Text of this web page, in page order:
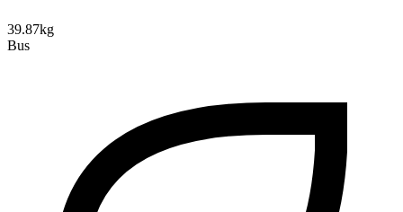
39.87kg
Bus